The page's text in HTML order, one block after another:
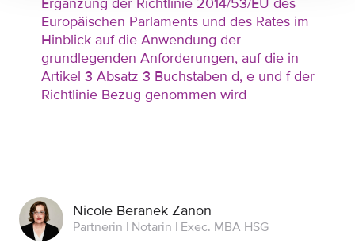
Europäischen Parlaments und des Rates im
Hinblick auf die Anwendung der
grundlegenden Anforderungen, auf die in
Artikel 3 Absatz 3 Buchstaben d, e und f der
Richtlinie Bezug genommen wird
Nicole Beranek Zanon
Partnerin | Notarin | Exec. MBA HSG